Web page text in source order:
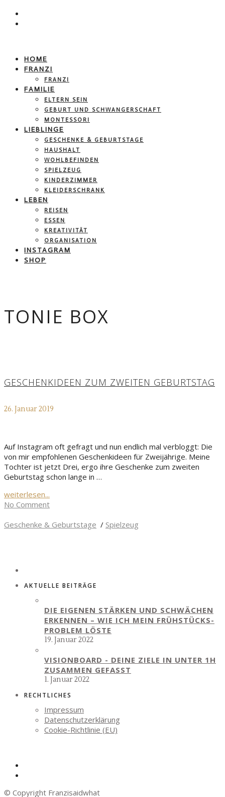
HOME
FRANZI
FRANZI
FAMILIE
ELTERN SEIN
GEBURT UND SCHWANGERSCHAFT
MONTESSORI
LIEBLINGE
GESCHENKE & GEBURTSTAGE
HAUSHALT
WOHLBEFINDEN
SPIELZEUG
KINDERZIMMER
KLEIDERSCHRANK
LEBEN
REISEN
ESSEN
KREATIVITÄT
ORGANISATION
INSTAGRAM
SHOP
TONIE BOX
GESCHENKIDEEN ZUM ZWEITEN GEBURTSTAG
26. Januar 2019
Auf Instagram oft gefragt und nun endlich mal verbloggt: Die
von mir empfohlenen Geschenkideen für Zweijährige. Meine
Tochter ist jetzt Drei, ergo ihre Geschenke zum zweiten
Geburtstag schon lange in …
weiterlesen...
No Comment
Geschenke & Geburtstage / Spielzeug
AKTUELLE BEITRÄGE
DIE EIGENEN STÄRKEN UND SCHWÄCHEN
ERKENNEN – WIE ICH MEIN FRÜHSTÜCKS-
PROBLEM LÖSTE
19. Januar 2022
VISIONBOARD - DEINE ZIELE IN UNTER 1H
ZUSAMMEN GEFASST
1. Januar 2022
RECHTLICHES
Impressum
Datenschutzerklärung
Cookie-Richtlinie (EU)
© Copyright Franzisaidwhat